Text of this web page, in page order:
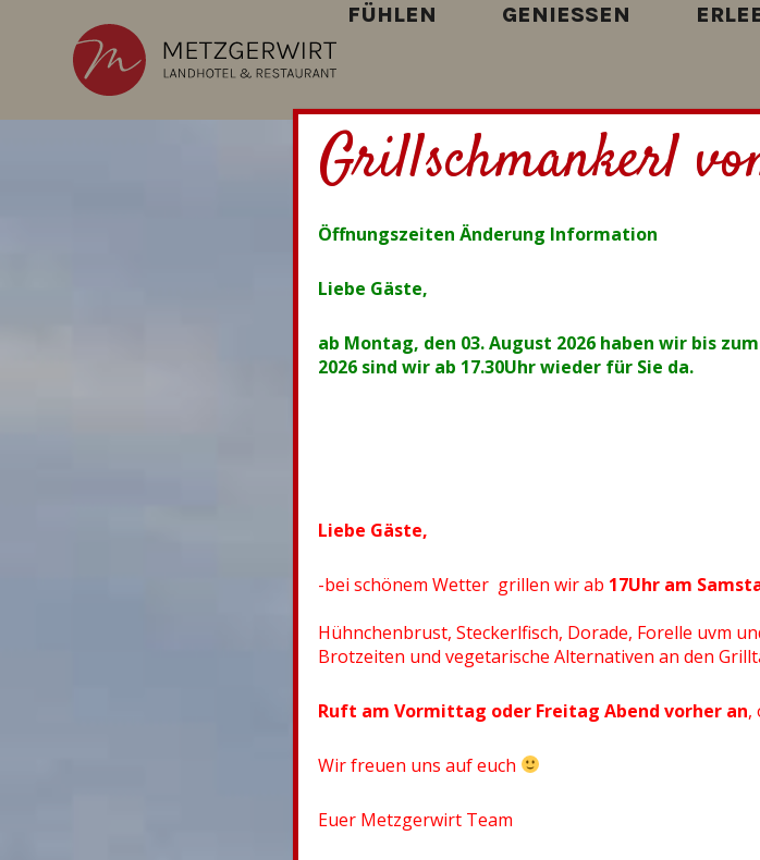
FÜHLEN GENIESSEN
Grillschmankerl
Öffnungszeiten Änderung Information
Liebe Gäste,
ab Montag, den 03. August 2026 haben wir bis
2026 sind wir ab 17.30Uhr wieder für Sie da.
Liebe Gäste,
-bei schönem Wetter grillen wir ab 17Uhr am
Hühnchenbrust, Steckerlfisch, Dorade, Forelle uvm
Brotzeiten und vegetarische Alternativen an den
Ruft am Vormittag oder Freitag Abend vorher an,
Wir freuen uns auf euch
Euer Metzgerwirt Team